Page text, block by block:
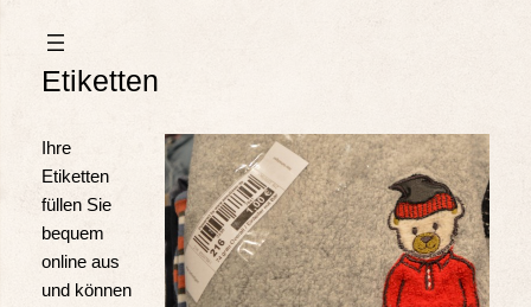
Etiketten
Ihre
Etiketten
füllen Sie
bequem
online aus
und können